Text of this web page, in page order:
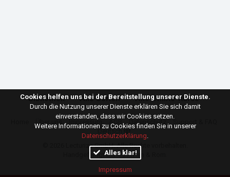
Bibliothek Alle Serien Alle Online-Kurse
Impressum Datenschutz
Deutsch
Lecturize GmbH. Alle Rechte vorbehalten.
Handgefertigt mit ♥ in Wien & Rom.
Cookies helfen uns bei der Bereitstellung unserer Dienste.
Durch die Nutzung unserer Dienste erklären Sie sich damit
einverstanden, dass wir Cookies setzen.
Weitere Informationen zu Cookies finden Sie in unserer
Datenschutzerklärung.
Alles klar!
Impressum